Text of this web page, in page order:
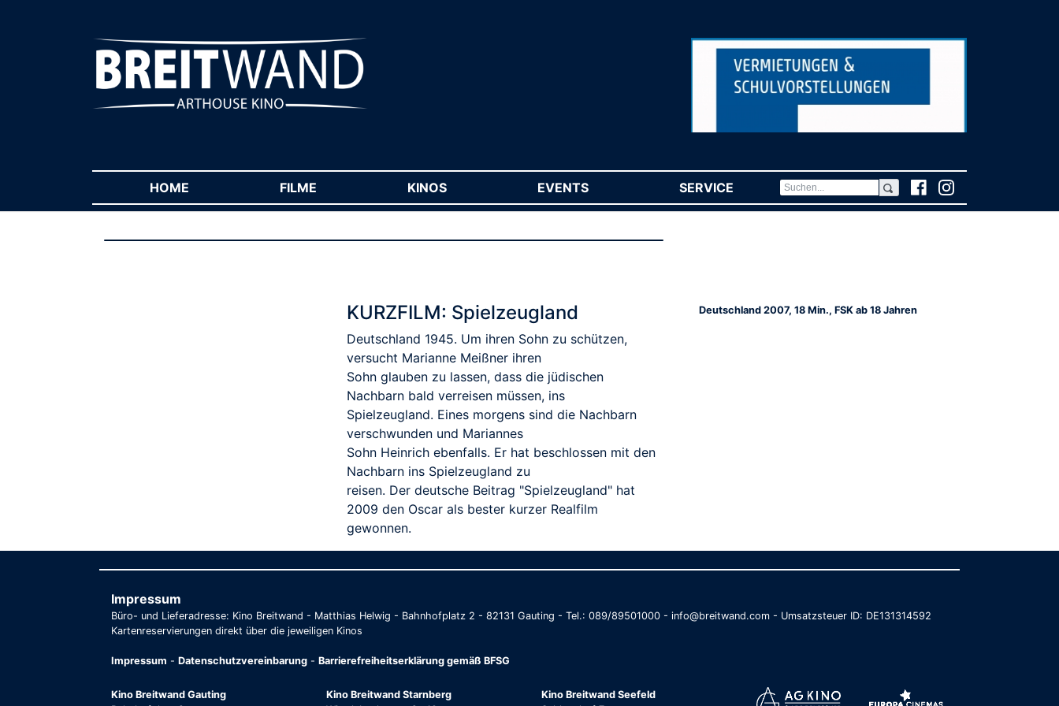
HOME FILME KINOS EVENTS SERVICE (CURRENT)
KURZFILM: Spielzeugland
Deutschland 1945. Um ihren Sohn zu schützen,
versucht Marianne Meißner ihren
Sohn glauben zu lassen, dass die jüdischen
Nachbarn bald verreisen müssen, ins
Spielzeugland. Eines morgens sind die Nachbarn
verschwunden und Mariannes
Sohn Heinrich ebenfalls. Er hat beschlossen mit den
Nachbarn ins Spielzeugland zu
reisen. Der deutsche Beitrag "Spielzeugland" hat
2009 den Oscar als bester kurzer Realfilm
gewonnen.
Deutschland 2007, 18 Min., FSK ab 18 Jahren
Impressum
Büro- und Lieferadresse: Kino Breitwand - Matthias Helwig - Bahnhofplatz 2 - 82131 Gauting - Tel.: 089/89501000 - info@breitwand.com - Umsatzsteuer ID: DE131314592
Kartenreservierungen direkt über die jeweiligen Kinos
Impressum - Datenschutzvereinbarung - Barrierefreiheitserklärung gemäß BFSG
Kino Breitwand Gauting
Kino Breitwand Starnberg
Kino Breitwand Seefeld